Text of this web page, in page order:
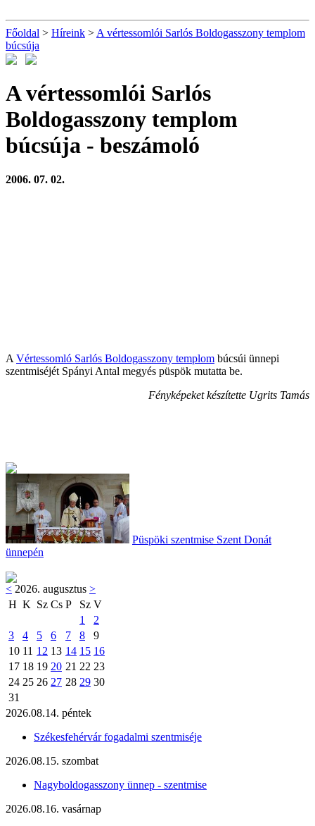
Főoldal > Híreink > A vértessomlói Sarlós Boldogasszony templom
búcsúja
A vértessomlói Sarlós
Boldogasszony templom
búcsúja - beszámoló
2006. 07. 02.
A Vértessomló Sarlós Boldogasszony templom búcsúi ünnepi
szentmiséjét Spányi Antal megyés püspök mutatta be.
Fényképeket készítette Ugrits Tamás
Püspöki szentmise Szent Donát
ünnepén
< 2026. augusztus >
H K Sz Cs P Sz V
1
2
3
4 5 6 7 8
9
10 11 12 13 14 15 16
17 18 19 20 21 22 23
24 25 26 27 28 29 30
31
2026.08.14. péntek
Székesfehérvár fogadalmi szentmiséje
2026.08.15. szombat
Nagyboldogasszony ünnep - szentmise
2026.08.16. vasárnap